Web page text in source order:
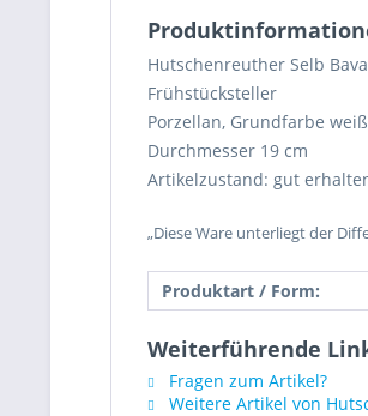
Hutschenreuther Selb
Frühstücksteller
Porzellan, Grundfarbe
Durchmesser 19 cm
Artikelzustand: gut
„Diese Ware unterliegt der
Produktart / Form:
Weiterführende
Fragen zum Artikel?
Weitere Artikel von